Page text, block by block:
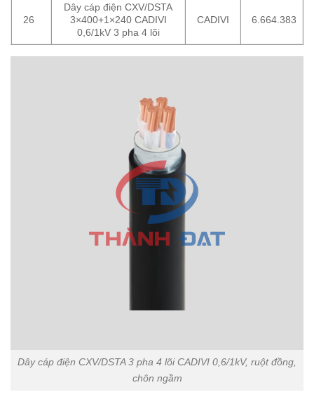
26
Dây cáp điện CXV/DSTA
3×400+1×240 CADIVI
0,6/1kV 3 pha 4 lõi
CADIVI 6.664.383
Dây cáp điện CXV/DSTA 3 pha 4 lõi CADIVI 0,6/1kV, ruột đồng,
chôn ngầm